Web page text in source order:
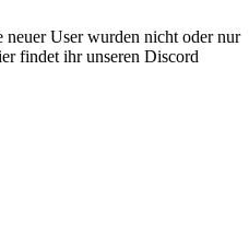
User wurden nicht oder nur
findet ihr unseren Discord